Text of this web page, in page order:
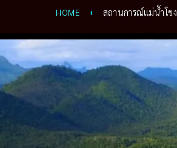
HOME สถานการณ์แม่น้ำโขง